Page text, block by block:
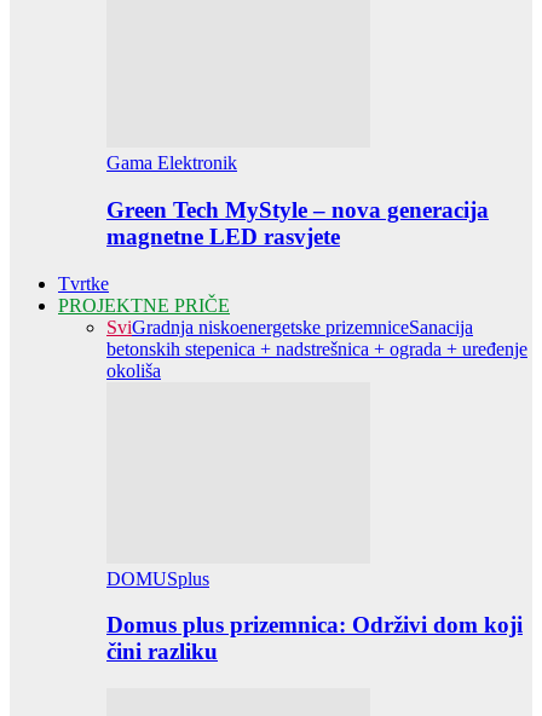
Gama Elektronik
Green Tech MyStyle – nova generacija
magnetne LED rasvjete
Tvrtke
PROJEKTNE PRIČE
SviGradnja niskoenergetske prizemniceSanacija
betonskih stepenica + nadstrešnica + ograda + uređenje
okoliša
DOMUSplus
Domus plus prizemnica: Održivi dom koji
čini razliku